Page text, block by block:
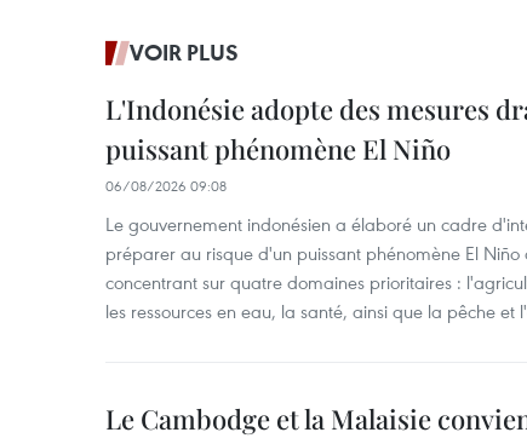
VOIR PLUS
L'Indonésie adopte des mesures
puissant phénomène El Niño
06/08/2026 09:08
Le gouvernement indonésien a élaboré un cadre
préparer au risque d'un puissant phénomène El
concentrant sur quatre domaines prioritaires :
les ressources en eau, la santé, ainsi que la pêche et
Le Cambodge et la Malaisie